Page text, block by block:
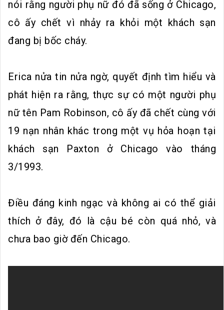
nói rằng người phụ nữ đó đã sống ở Chicago,
cô ấy chết vì nhảy ra khỏi một khách sạn
đang bị bốc cháy.
Erica nửa tin nửa ngờ, quyết định tìm hiểu và
phát hiện ra rằng, thực sự có một người phụ
nữ tên Pam Robinson, cô ấy đã chết cùng với
19 nạn nhân khác trong một vụ hỏa hoạn tại
khách sạn Paxton ở Chicago vào tháng
3/1993.
Điều đáng kinh ngạc và không ai có thể giải
thích ở đây, đó là cậu bé còn quá nhỏ, và
chưa bao giờ đến Chicago.